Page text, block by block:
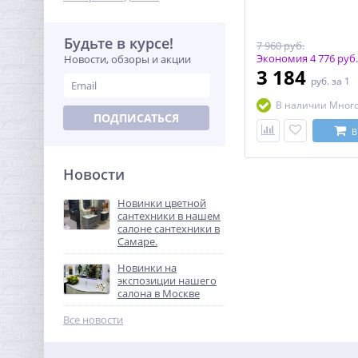
Будьте в курсе!
Новости, обзоры и акции
ПОДПИСАТЬСЯ
Новости
Новинки цветной
сантехники в нашем
салоне сантехники в
Самаре.
Новинки на
экспозиции нашего
салона в Москве
Все новости
7 960 руб.
Экономия 4 776 руб.
3 184 руб. за 1
В наличии